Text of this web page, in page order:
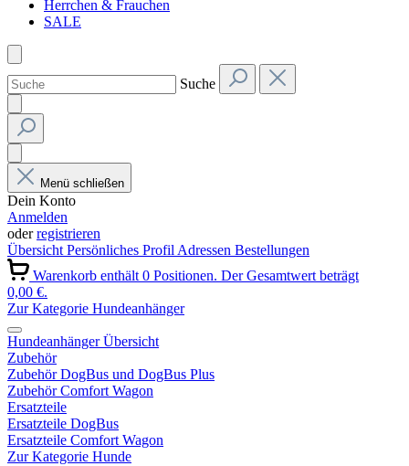
Herrchen & Frauchen
SALE
Suche
Menü schließen
Dein Konto
Anmelden
oderregistrieren
ÜbersichtPersönliches ProfilAdressen Bestellungen
Warenkorb enthält 0 Positionen. Der Gesamtwert beträgt
0,00 €.
Zur Kategorie Hundeanhänger
Hundeanhänger Übersicht
Zubehör
Zubehör DogBus und DogBus Plus
Zubehör Comfort Wagon
Ersatzteile
Ersatzteile DogBus
Ersatzteile Comfort Wagon
Zur Kategorie Hunde